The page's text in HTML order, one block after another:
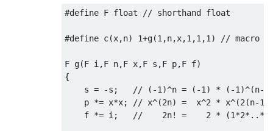
#define F float // shorthand float
#define c(x,n) 1+g(1 ,n,x,1 ,1 ,1 ) // macro
F g(F i ,F n,F x,F s ,F p,F f)
{
    s
= -s ;
// (-1)^n = (-1) * (-1)^(n-
    p
*= x*x;
// x^(2n) =  x^2 * x^(2(n-
    f
*= i ; //    2n! =    2 *